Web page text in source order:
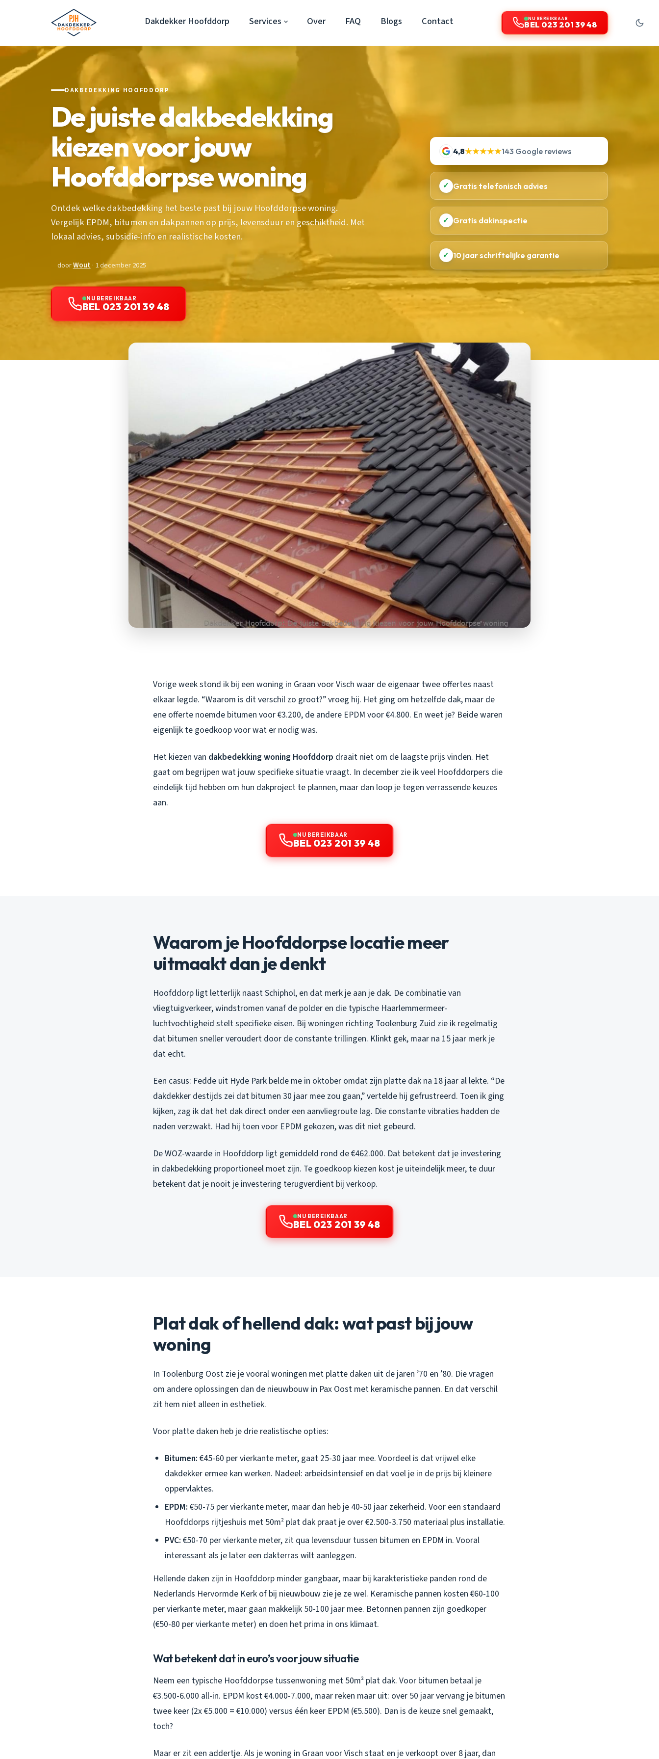
Dakdekker Hoofddorp Services Over FAQ Blogs Contact NU BEREIKBAAR
BEL 023 201 39 48
DAKBEDEKKING HOOFDDORP
De juiste dakbedekking
kiezen voor jouw
Hoofddorpse woning
Ontdek welke dakbedekking het beste past bij jouw Hoofddorpse woning.
Vergelijk EPDM, bitumen en dakpannen op prijs, levensduur en geschiktheid. Met
lokaal advies, subsidie-info en realistische kosten.
doorWout· 1 december 2025
NU BEREIKBAAR
BEL 023 201 39 48
4,8★★★★★143 Google reviews
✓ Gratis telefonisch advies
✓ Gratis dakinspectie
✓ 10 jaar schriftelijke garantie
Vorige week stond ik bij een woning in Graan voor Visch waar de eigenaar twee offertes naast
elkaar legde. “Waarom is dit verschil zo groot?” vroeg hij. Het ging om hetzelfde dak, maar de
ene offerte noemde bitumen voor €3.200, de andere EPDM voor €4.800. En weet je? Beide waren
eigenlijk te goedkoop voor wat er nodig was.
Het kiezen van dakbedekking woning Hoofddorp draait niet om de laagste prijs vinden. Het
gaat om begrijpen wat jouw specifieke situatie vraagt. In december zie ik veel Hoofddorpers die
eindelijk tijd hebben om hun dakproject te plannen, maar dan loop je tegen verrassende keuzes
aan.
NU BEREIKBAAR
BEL 023 201 39 48
Waarom je Hoofddorpse locatie meer
uitmaakt dan je denkt
Hoofddorp ligt letterlijk naast Schiphol, en dat merk je aan je dak. De combinatie van
vliegtuigverkeer, windstromen vanaf de polder en die typische Haarlemmermeer-
luchtvochtigheid stelt specifieke eisen. Bij woningen richting Toolenburg Zuid zie ik regelmatig
dat bitumen sneller veroudert door de constante trillingen. Klinkt gek, maar na 15 jaar merk je
dat echt.
Een casus: Fedde uit Hyde Park belde me in oktober omdat zijn platte dak na 18 jaar al lekte. “De
dakdekker destijds zei dat bitumen 30 jaar mee zou gaan,” vertelde hij gefrustreerd. Toen ik ging
kijken, zag ik dat het dak direct onder een aanvliegroute lag. Die constante vibraties hadden de
naden verzwakt. Had hij toen voor EPDM gekozen, was dit niet gebeurd.
De WOZ-waarde in Hoofddorp ligt gemiddeld rond de €462.000. Dat betekent dat je investering
in dakbedekking proportioneel moet zijn. Te goedkoop kiezen kost je uiteindelijk meer, te duur
betekent dat je nooit je investering terugverdient bij verkoop.
NU BEREIKBAAR
BEL 023 201 39 48
Plat dak of hellend dak: wat past bij jouw
woning
In Toolenburg Oost zie je vooral woningen met platte daken uit de jaren ’70 en ’80. Die vragen
om andere oplossingen dan de nieuwbouw in Pax Oost met keramische pannen. En dat verschil
zit hem niet alleen in esthetiek.
Voor platte daken heb je drie realistische opties:
Bitumen: €45-60 per vierkante meter, gaat 25-30 jaar mee. Voordeel is dat vrijwel elke
dakdekker ermee kan werken. Nadeel: arbeidsintensief en dat voel je in de prijs bij kleinere
oppervlaktes.
EPDM: €50-75 per vierkante meter, maar dan heb je 40-50 jaar zekerheid. Voor een standaard
Hoofddorps rijtjeshuis met 50m² plat dak praat je over €2.500-3.750 materiaal plus installatie.
PVC: €50-70 per vierkante meter, zit qua levensduur tussen bitumen en EPDM in. Vooral
interessant als je later een dakterras wilt aanleggen.
Hellende daken zijn in Hoofddorp minder gangbaar, maar bij karakteristieke panden rond de
Nederlands Hervormde Kerk of bij nieuwbouw zie je ze wel. Keramische pannen kosten €60-100
per vierkante meter, maar gaan makkelijk 50-100 jaar mee. Betonnen pannen zijn goedkoper
(€50-80 per vierkante meter) en doen het prima in ons klimaat.
Wat betekent dat in euro’s voor jouw situatie
Neem een typische Hoofddorpse tussenwoning met 50m² plat dak. Voor bitumen betaal je
€3.500-6.000 all-in. EPDM kost €4.000-7.000, maar reken maar uit: over 50 jaar vervang je bitumen
twee keer (2x €5.000 = €10.000) versus één keer EPDM (€5.500). Dan is de keuze snel gemaakt,
toch?
Maar er zit een addertje. Als je woning in Graan voor Visch staat en je verkoopt over 8 jaar, dan